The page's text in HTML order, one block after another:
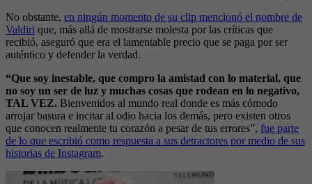
No obstante, en ningún momento de su clip mencionó el nombre de
Valdiri que, más allá de mostrarse molesta por las críticas que
recibió, aseguró que era el lamentable precio que se paga por ser
auténtico y defender la verdad.
“Que soy inestable, que compro la amistad con lo material, que
no soy un ser de luz y muchas cosas que rodean en lo negativo,
TAL VEZ. Bienvenidos al mundo real donde es más cómodo
arrojar basura e incitar al odio hacia los demás, pero existen otros
que conocen realmente tu corazón a pesar de tus errores”, fue parte
de lo que escribió como respuesta a sus detractores por medio de sus
historias de Instagram.